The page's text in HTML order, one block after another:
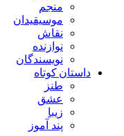
منجم
موسیقیدان
نقاش
نوازنده
نویسندگان
داستان کوتاه
طنز
عشق
زیبا
پند آموز